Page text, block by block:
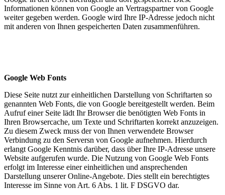
Informationen können von Google an Vertragspartner von Google
weiter gegeben werden. Google wird Ihre IP-Adresse jedoch nicht
mit anderen von Ihnen gespeicherten Daten zusammenführen.
Google Web Fonts
Diese Seite nutzt zur einheitlichen Darstellung von Schriftarten so
genannten Web Fonts, die von Google bereitgestellt werden. Beim
Aufruf einer Seite lädt Ihr Browser die benötigten Web Fonts in
Ihren Browsercache, um Texte und Schriftarten korrekt anzuzeigen.
Zu diesem Zweck muss der von Ihnen verwendete Browser
Verbindung zu den Serversn von Google aufnehmen. Hierdurch
erlangt Google Kenntnis darüber, dass über Ihre IP-Adresse unsere
Website aufgerufen wurde. Die Nutzung von Google Web Fonts
erfolgt im Interesse einer einheitlichen und ansprechenden
Darstellung unserer Online-Angebote. Dies stellt ein berechtigtes
Interesse im Sinne von Art. 6 Abs. 1 lit. F DSGVO dar.